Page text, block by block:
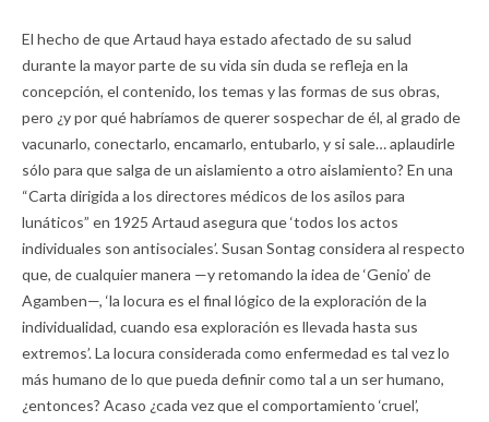
El hecho de que Artaud haya estado afectado de su salud
durante la mayor parte de su vida sin duda se refleja en la
concepción, el contenido, los temas y las formas de sus obras,
pero ¿y por qué habríamos de querer sospechar de él, al grado de
vacunarlo, conectarlo, encamarlo, entubarlo, y si sale… aplaudirle
sólo para que salga de un aislamiento a otro aislamiento? En una
“Carta dirigida a los directores médicos de los asilos para
lunáticos” en 1925 Artaud asegura que ‘todos los actos
individuales son antisociales’. Susan Sontag considera al respecto
que, de cualquier manera —y retomando la idea de ‘Genio’ de
Agamben—, ‘la locura es el final lógico de la exploración de la
individualidad, cuando esa exploración es llevada hasta sus
extremos’. La locura considerada como enfermedad es tal vez lo
más humano de lo que pueda definir como tal a un ser humano,
¿entonces? Acaso ¿cada vez que el comportamiento ‘cruel’,